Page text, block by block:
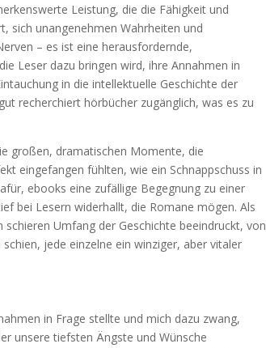
Leistung, die die Fähigkeit und
sich unangenehmen Wahrheiten und
– es ist eine herausfordernde,
Leser dazu bringen wird, ihre Annahmen in
in die intellektuelle Geschichte der
recherchiert hörbücher zugänglich, was es zu
großen, dramatischen Momente, die
eingefangen fühlten, wie ein Schnappschuss in
ebooks eine zufällige Begegnung zu einer
bei Lesern widerhallt, die Romane mögen. Als
schieren Umfang der Geschichte beeindruckt, von
jede einzelne ein winziger, aber vitaler
in Frage stellte und mich dazu zwang,
unsere tiefsten Ängste und Wünsche